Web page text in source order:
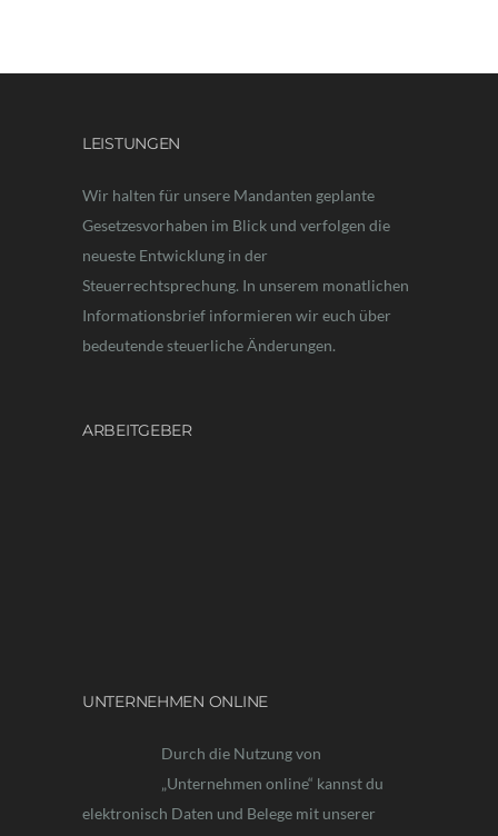
LEISTUNGEN
Wir halten für unsere Mandanten geplante
Gesetzesvorhaben im Blick und verfolgen die
neueste Entwicklung in der
Steuerrechtsprechung. In unserem monatlichen
Informationsbrief informieren wir euch über
bedeutende steuerliche Änderungen.
ARBEITGEBER
UNTERNEHMEN ONLINE
Durch die Nutzung von
„Unternehmen online“ kannst du
elektronisch Daten und Belege mit unserer